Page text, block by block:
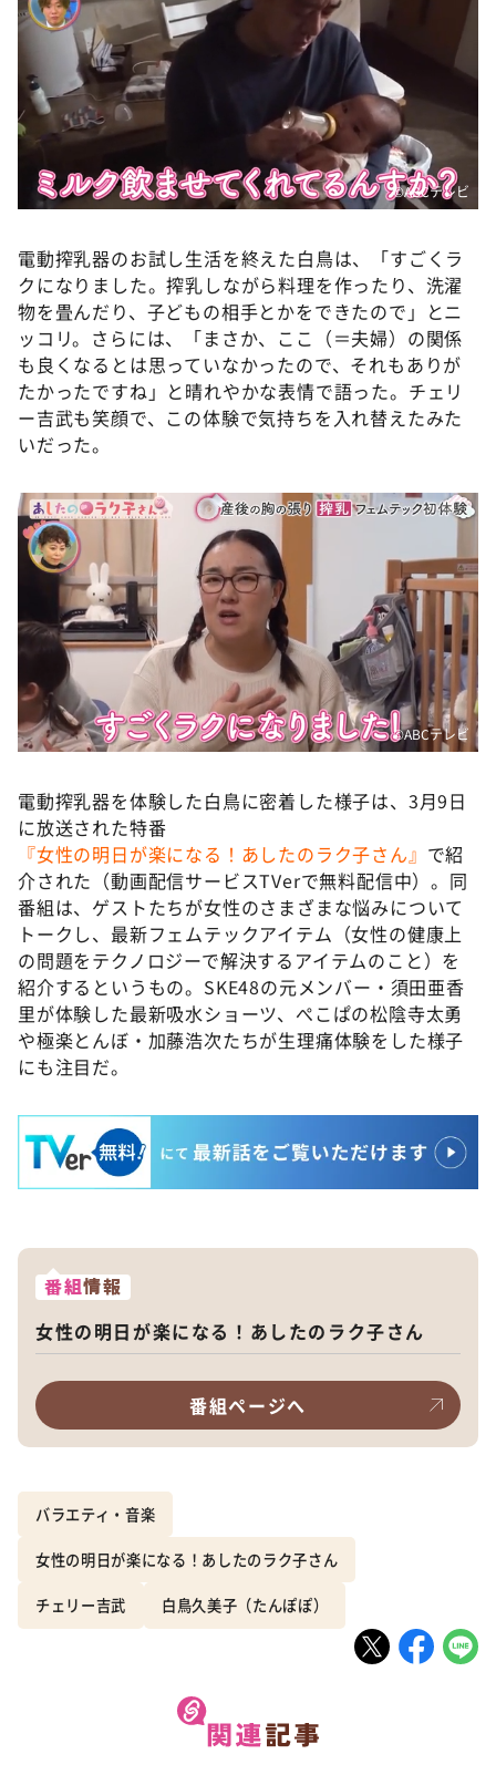
©️ABCテレビ
電動搾乳器のお試し生活を終えた白鳥は、「すごくラ
クになりました。搾乳しながら料理を作ったり、洗濯
物を畳んだり、子どもの相手とかをできたので」とニ
ッコリ。さらには、「まさか、ここ（＝夫婦）の関係
も良くなるとは思っていなかったので、それもありが
たかったですね」と晴れやかな表情で語った。チェリ
ー吉武も笑顔で、この体験で気持ちを入れ替えたみた
いだった。
©️ABCテレビ
電動搾乳器を体験した白鳥に密着した様子は、3月9日
に放送された特番
『女性の明日が楽になる！あしたのラク子さん』 で紹
介された（動画配信サービスTVerで無料配信中）。同
番組は、ゲストたちが女性のさまざまな悩みについて
トークし、最新フェムテックアイテム（女性の健康上
の問題をテクノロジーで解決するアイテムのこと）を
紹介するというもの。SKE48の元メンバー・須田亜香
里が体験した最新吸水ショーツ、ぺこぱの松陰寺太勇
や極楽とんぼ・加藤浩次たちが生理痛体験をした様子
にも注目だ。
番組情報
女性の明日が楽になる！あしたのラク子さん
番組ページへ
バラエティ・音楽
女性の明日が楽になる！あしたのラク子さん
チェリー吉武 白鳥久美子（たんぽぽ）